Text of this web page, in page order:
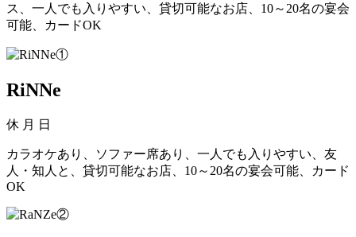
ス、一人でも入りやすい、貸切可能なお店、10～20名の宴会
可能、カードOK
RiNNe
休 月 日
カラオケあり、ソファー席あり、一人でも入りやすい、友
人・知人と、貸切可能なお店、10～20名の宴会可能、カード
OK